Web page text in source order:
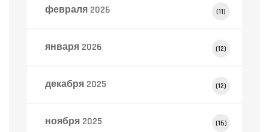
февраля 2026 (11)
января 2026 (12)
декабря 2025 (12)
ноября 2025 (16)